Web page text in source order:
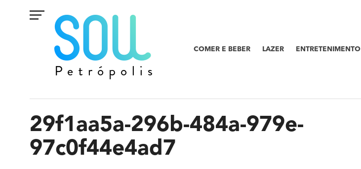
COMER E BEBER LAZER ENTRETENIMENTO
29f1aa5a-296b-484a-979e-
97c0f44e4ad7